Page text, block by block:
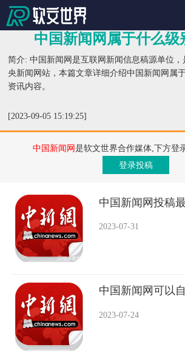
中国新闻网属于什么级
简介: 中国新闻网是互联网新闻信息稿源单位
央新闻网站，本篇文章详细介绍中国新闻网属
资讯内容。
[2023-09-05 15:19:25]
中国新闻网是软文世界合作媒体,下方登
登录投稿
中国新闻网投稿
2023-07-31
中国新闻网可以
2023-07-24